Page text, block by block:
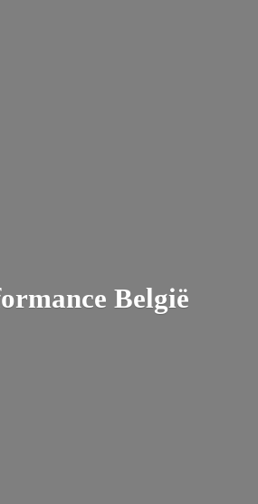
België